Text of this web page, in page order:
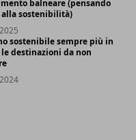
balneare (pensando
alla sostenibilità)
sostenibile sempre più in
destinazioni da non